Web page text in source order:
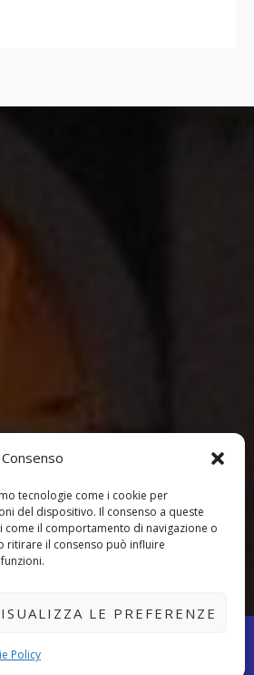
tecnologie come i cookie per
del dispositivo. Il consenso a queste
il comportamento di navigazione o
ritirare il consenso può influire
LE PREFERENZE
Policy